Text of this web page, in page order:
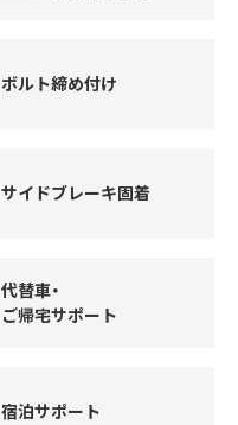
ボルト締め付け
サイドブレーキ固着
代替車・
ご帰宅サポート
宿泊サポート